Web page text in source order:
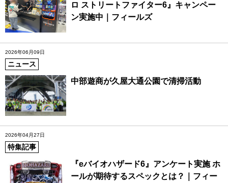
ロ ストリートファイター6』キャンペー
ン実施中｜フィールズ
2026年06月09日
ニュース
中部遊商が久屋大通公園で清掃活動
2026年04月27日
特集記事
『eバイオハザード6』アンケート実施 ホ
ールが期待するスペックとは？｜フィー